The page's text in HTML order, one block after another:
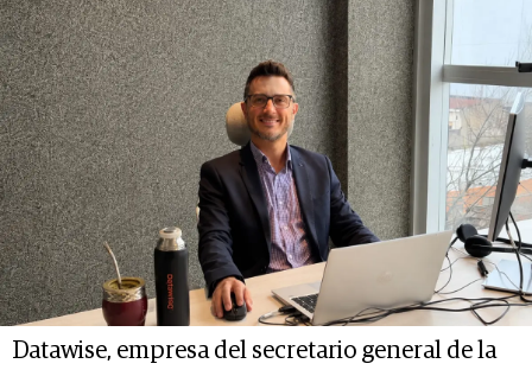
Datawise, empresa del secretario general de la